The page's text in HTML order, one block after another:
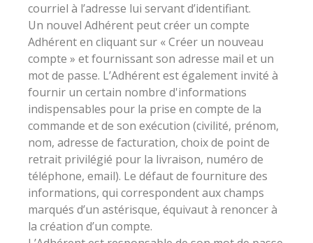
courriel à l’adresse lui servant d’identifiant.
Un nouvel Adhérent peut créer un compte
Adhérent en cliquant sur « Créer un nouveau
compte » et fournissant son adresse mail et un
mot de passe. L’Adhérent est également invité à
fournir un certain nombre d'informations
indispensables pour la prise en compte de la
commande et de son exécution (civilité, prénom,
nom, adresse de facturation, choix de point de
retrait privilégié pour la livraison, numéro de
téléphone, email). Le défaut de fourniture des
informations, qui correspondent aux champs
marqués d’un astérisque, équivaut à renoncer à
la création d’un compte.